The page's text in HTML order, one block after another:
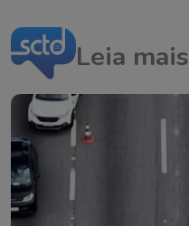
Leia mais